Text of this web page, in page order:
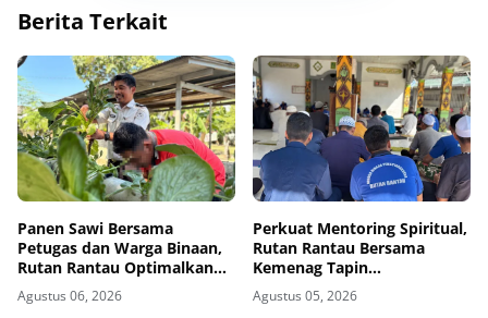
Berita Terkait
Panen Sawi Bersama
Petugas dan Warga Binaan,
Rutan Rantau Optimalkan
Lahan SAE untuk Pembinaan
Kemandirian
Agustus 06, 2026
Perkuat Mentoring Spiritual,
Rutan Rantau Bersama
Kemenag Tapin
Selenggarakan Kegiatan
Tausyiah
Agustus 05, 2026